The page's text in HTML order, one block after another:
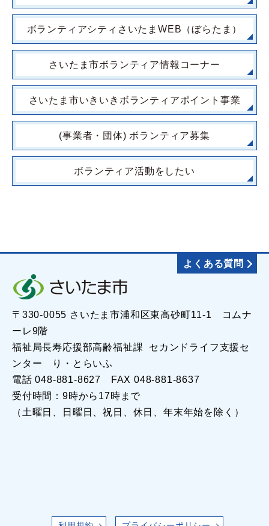
ボランティアシティさいたまWEB（ぼらたま）
さいたま市ボランティア情報コーナー
さいたま市いきいきボランティアポイント事業
(事業者・団体) ボランティア募集
ボランティア活動をしたい
よくある質問
〒330-0055 さいたま市浦和区東高砂町11-1 コムナ
ーレ9階
福祉局長寿応援部高齢福祉課 セカンドライフ支援セ
ンター り・とらいふ
電話 048-881-8627 FAX 048-881-8637
受付時間：9時から17時まで
（土曜日、日曜日、祝日、休日、年末年始を除く）